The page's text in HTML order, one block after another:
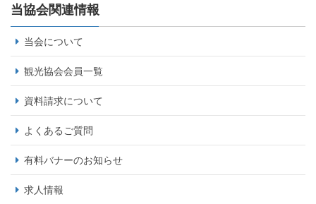
当協会関連情報
当会について
観光協会会員一覧
資料請求について
よくあるご質問
有料バナーのお知らせ
求人情報